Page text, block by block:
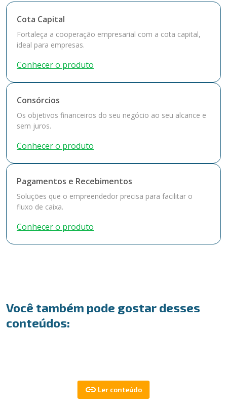
Cota Capital
Fortaleça a cooperação empresarial com a cota capital,
ideal para empresas.
Conhecer o produto
Consórcios
Os objetivos financeiros do seu negócio ao seu alcance e
sem juros.
Conhecer o produto
Pagamentos e Recebimentos
Soluções que o empreendedor precisa para facilitar o
fluxo de caixa.
Conhecer o produto
Você também pode gostar desses
conteúdos: